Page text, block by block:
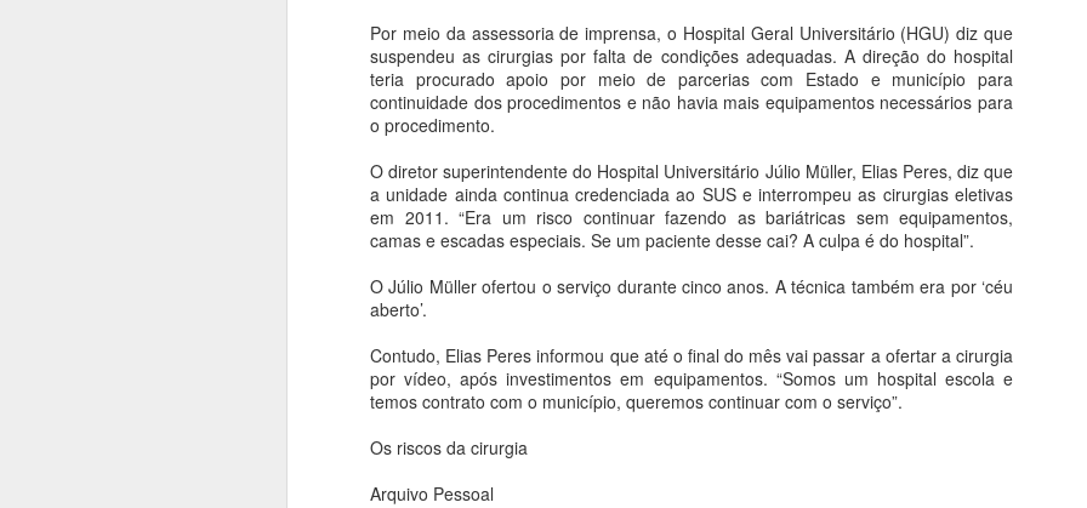
Por meio da assessoria de imprensa, o Hospital Geral Universitário (HGU) diz que
suspendeu as cirurgias por falta de condições adequadas. A direção do hospital
teria procurado apoio por meio de parcerias com Estado e município para
continuidade dos procedimentos e não havia mais equipamentos necessários para
o procedimento.
O diretor superintendente do Hospital Universitário Júlio Müller, Elias Peres, diz que
a unidade ainda continua credenciada ao SUS e interrompeu as cirurgias eletivas
em 2011. “Era um risco continuar fazendo as bariátricas sem equipamentos,
camas e escadas especiais. Se um paciente desse cai? A culpa é do hospital”.
O Júlio Müller ofertou o serviço durante cinco anos. A técnica também era por ‘céu
aberto’.
Contudo, Elias Peres informou que até o final do mês vai passar a ofertar a cirurgia
por vídeo, após investimentos em equipamentos. “Somos um hospital escola e
temos contrato com o município, queremos continuar com o serviço”.
Os riscos da cirurgia
Arquivo Pessoal
objetivo de conhecer e preservar as belezas naturais.
Atacadão inaugura loja em Barra do Garças
Foi inaugurado na manhã desta quinta-feira (26) o Atacadão em Barra do Garças, o atendimento ao
cliente teve início as 9h00, diretores e colaboradores recepcionaram a os clientes que aguardavam do
lado de fora. Alguns produtos em promoção acabaram em poucos minutos devido a grande procura, durante
toda a manhã filas enormes formaram para o acesso ao interior da loja.
CIDADES DO ARAGUAIA RECEBEM 14ª ASSEMBLEIA ITINERANTE
Pontal do Araguaia vai sediar a 14ª edição da Assembleia Itinerante, nesta quinta e sexta-feiras (26 e
27.04). As cidades Barra do Garças, General Carneiro, Torixoréu, Ribeirãozinho, Araguainha, Araguaiana,
Ponte Branca e Novo São Joaquim também serão contempladas com serviços de cidadania, atendimento
médico e exames.
Convocação para pesagem do programa BOLSA FAMÍLIA